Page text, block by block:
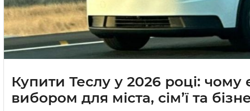
Купити Теслу у 2026 році: чому
вибором для міста, сім’ї та